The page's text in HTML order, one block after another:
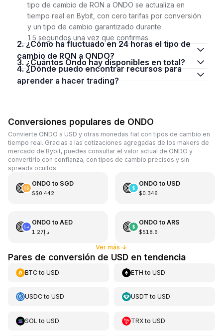
tipo de cambio de RON a ONDO se actualiza en
tiempo real en Bybit, con cero tarifas por conversión
y un tipo de cambio garantizado durante
15 segundos una vez que confirmas.
2. ¿Cómo ha fluctuado en 24 horas el tipo de
cambio de RON a ONDO?
3. ¿Cuántos Ondo hay disponibles en total?
4. ¿Dónde puedo encontrar recursos para
aprender a hacer trading?
Conversiones populares de ONDO
Convierte ONDO a USD y otras monedas fiat con tipos de cambio en
tiempo real. Gracias a las cotizaciones agregadas de los makers de
mercado de Bybit, puedes consultar el valor actual de ONDO y
convertirlo con confianza, con tipos de cambio precisos y sin
spreads ocultos.
ONDO to SGD
S$0.442
ONDO to USD
$0.346
ONDO to AED
د.إ1.27
ONDO to ARS
$518.6
Ver más ↓
Pares de conversión de USD en tendencia
BTCto USD ETH toUSD
USDCto USD USDT toUSD
SOL to USD TRXtoUSD